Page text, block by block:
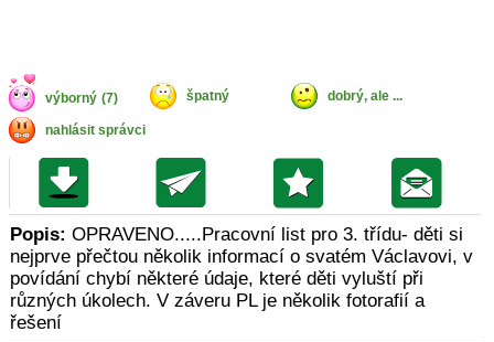
výborný (7) špatný dobrý, ale ...
nahlásit správci
Popis: OPRAVENO.....Pracovní list pro 3. třídu- děti si
nejprve přečtou několik informací o svatém Václavovi, v
povídání chybí některé údaje, které děti vyluští při
různých úkolech. V záveru PL je několik fotorafií a
řešení